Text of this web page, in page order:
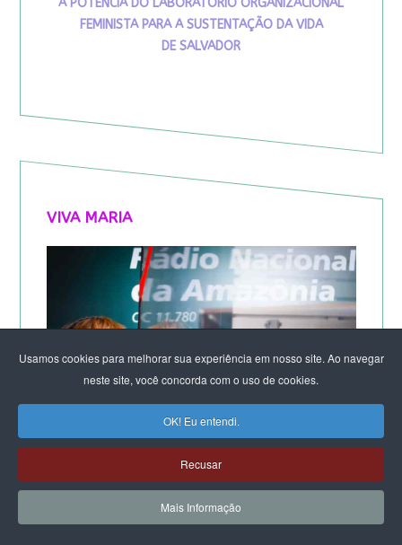
Usamos cookies para melhorar sua experiência em nosso site. Ao navegar
neste site, você concorda com o uso de cookies.
OK! Eu entendi.
Recusar
Mais Informação
A POTÊNCIA DO LABORATÓRIO ORGANIZACIONAL
FEMINISTA PARA A SUSTENTAÇÃO DA VIDA
DE SALVADOR
VIVA MARIA